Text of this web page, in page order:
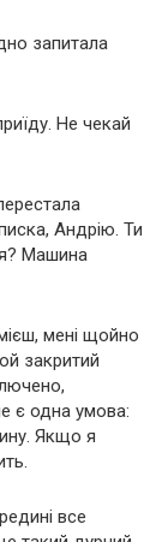
запитала
Не чекай
Андрію. Ти
Машина
мені щойно
закритий
є одна умова:
Якщо я
все